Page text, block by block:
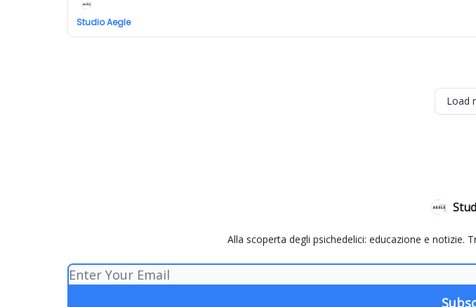
Studio Aegle
Load
Alla scoperta degli psichedelici: educazione e notizie.